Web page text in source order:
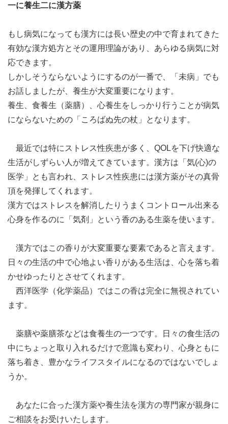
一に養生二に漢方薬
もし病気になっても漢方には長い歴史の中で育まれてきた
有効な漢方処方とその運用理論があり、あらゆる病気に対
応できます。
しかしそうならないようにするのが一番で、「未病」でも
お話しましたが、養生が大変重要になります。
養生、食養生（薬膳）、心養生をしっかり行うことが病気
にならないための「ころばぬ先の杖」となります。
最近では特にストレス性疾患が多く、QOLを下げ快適な
生活がしずらい人が増えてきています。漢方は「気(心)の
医学」とも言われ、ストレス性疾患には漢方薬がその真骨
頂を発揮してくれます。
漢方ではストレスを解消したりうまくコントロール出来る
心身を作るのに「気剤」という香のある生薬を使います。
漢方ではこの香りが大変重要な要素であると言えます。
日々の生活の中で心地よい香りがある生活は、心を落ち着
かせゆったりとさせてくれます。
西洋医学（化学薬品）ではこの香は完全に無視されてい
ます。
薬膳や薬膳茶などは食養生の一つです。日々の食生活の
中にちょっと取り入れるだけで意識も変わり、心身ともに
落ち着き、豊かなライフスタイルになるのではないでしょ
うか。
あなたに合った漢方薬や養生法を漢方の専門家が親身に
ご相談をお受けいたします。